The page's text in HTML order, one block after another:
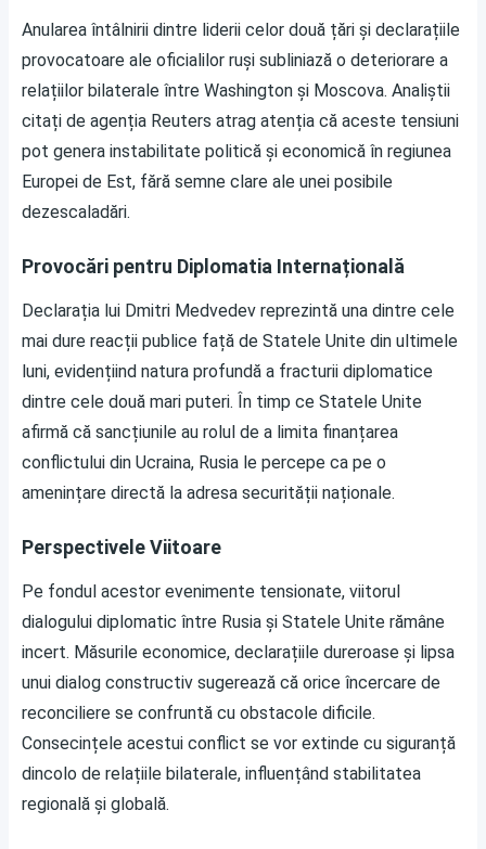
Anularea întâlnirii dintre liderii celor două țări și declarațiile
provocatoare ale oficialilor ruși subliniază o deteriorare a
relațiilor bilaterale între Washington și Moscova. Analiștii
citați de agenția Reuters atrag atenția că aceste tensiuni
pot genera instabilitate politică și economică în regiunea
Europei de Est, fără semne clare ale unei posibile
dezescaladări.
Provocări pentru Diplomatia Internațională
Declarația lui Dmitri Medvedev reprezintă una dintre cele
mai dure reacții publice față de Statele Unite din ultimele
luni, evidențiind natura profundă a fracturii diplomatice
dintre cele două mari puteri. În timp ce Statele Unite
afirmă că sancțiunile au rolul de a limita finanțarea
conflictului din Ucraina, Rusia le percepe ca pe o
amenințare directă la adresa securității naționale.
Perspectivele Viitoare
Pe fondul acestor evenimente tensionate, viitorul
dialogului diplomatic între Rusia și Statele Unite rămâne
incert. Măsurile economice, declarațiile dureroase și lipsa
unui dialog constructiv sugerează că orice încercare de
reconciliere se confruntă cu obstacole dificile.
Consecințele acestui conflict se vor extinde cu siguranță
dincolo de relațiile bilaterale, influențând stabilitatea
regională și globală.